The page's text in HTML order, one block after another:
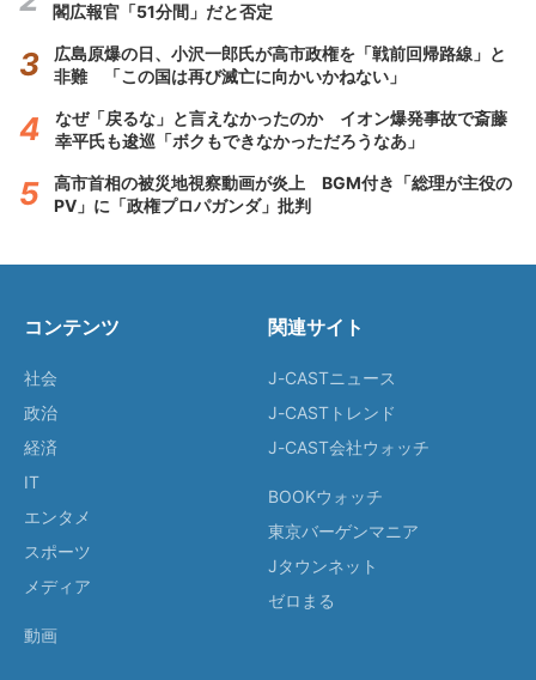
閣広報官「51分間」だと否定
広島原爆の日、小沢一郎氏が高市政権を「戦前回帰路線」と
非難 「この国は再び滅亡に向かいかねない」
なぜ「戻るな」と言えなかったのか イオン爆発事故で斎藤
幸平氏も逡巡「ボクもできなかっただろうなあ」
高市首相の被災地視察動画が炎上 BGM付き「総理が主役の
PV」に「政権プロパガンダ」批判
コンテンツ
社会
政治
経済
IT
エンタメ
スポーツ
メディア
動画
関連サイト
J-CASTニュース
J-CASTトレンド
J-CAST会社ウォッチ
BOOKウォッチ
東京バーゲンマニア
Jタウンネット
ゼロまる